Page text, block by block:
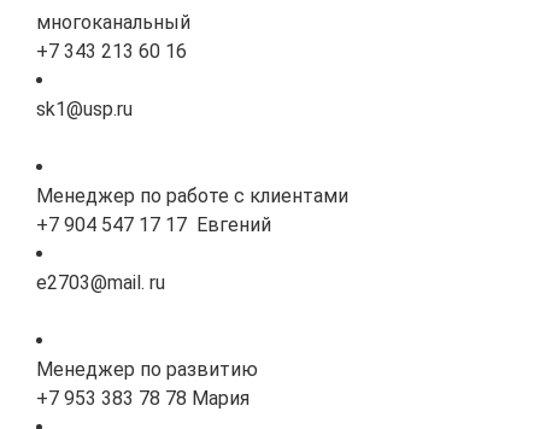
многоканальный
+7 343 213 60 16
sk1@usp.ru
Менеджер по работе с клиентами
+7 904 547 17 17 Евгений
e2703@mail. ru
Менеджер по развитию
+7 953 383 78 78 Мария